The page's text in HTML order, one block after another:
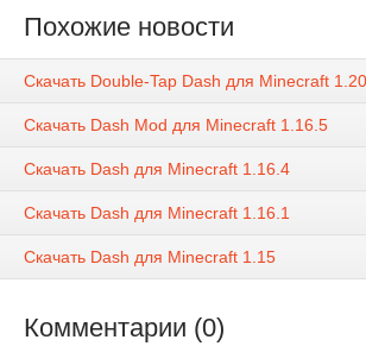
Похожие новости
Скачать Double-Tap Dash для Minecraft
Скачать Dash Mod для Minecraft 1.16.5
Скачать Dash для Minecraft 1.16.4
Скачать Dash для Minecraft 1.16.1
Скачать Dash для Minecraft 1.15
Комментарии (0)